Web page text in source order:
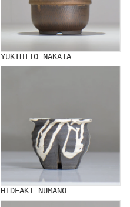
YUKIHITO NAKATA
HIDEAKI NUMANO